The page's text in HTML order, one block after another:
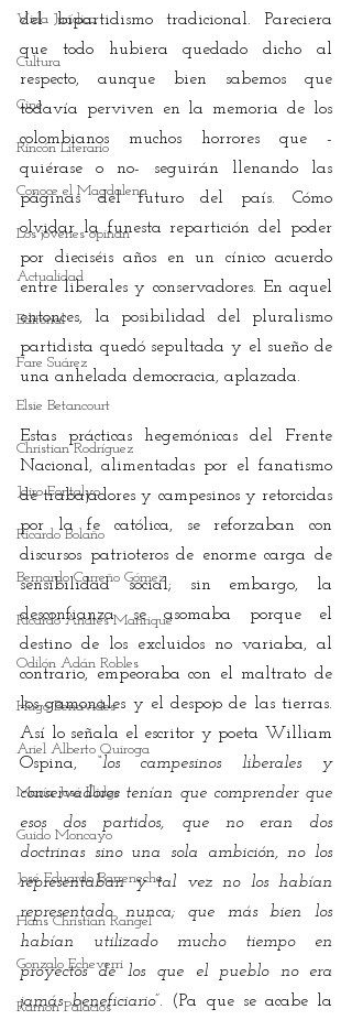
Vida Jurídica
Cultura
Cine
Rincón Literario
Conoce el Magdalena
Los jóvenes opinan
Actualidad
Editorial
Fare Suárez
Elsie Betancourt
Christian Rodríguez
Jairo Fontalvo
Ricardo Bolaño
Bernardo Carreño Gómez
Ricardo Andrés Manrique
Odilón Adán Robles
Hugo Benavides
Ariel Alberto Quiroga
María José Illidge
Guido Moncayo
José Eduardo Barreneche
Hans Christian Rangel
Gonzalo Echeverri
Ramón Palacios
del bipartidismo tradicional. Pareciera
que todo hubiera quedado dicho al
respecto, aunque bien sabemos que
todavía perviven en la memoria de los
colombianos muchos horrores que -
quiérase o no- seguirán llenando las
páginas del futuro del país. Cómo
olvidar la funesta repartición del poder
por dieciséis años en un cínico acuerdo
entre liberales y conservadores. En aquel
entonces, la posibilidad del pluralismo
partidista quedó sepultada y el sueño de
una anhelada democracia, aplazada.
Estas prácticas hegemónicas del Frente
Nacional, alimentadas por el fanatismo
de trabajadores y campesinos y retorcidas
por la fe católica, se reforzaban con
discursos patrioteros de enorme carga de
sensibilidad social; sin embargo, la
desconfianza se asomaba porque el
destino de los excluidos no variaba, al
contrario, empeoraba con el maltrato de
los gamonales y el despojo de las tierras.
Así lo señala el escritor y poeta William
Ospina, “los campesinos liberales y
conservadores tenían que comprender que
esos dos partidos, que no eran dos
doctrinas sino una sola ambición, no los
representaban y tal vez no los habían
representado nunca; que más bien los
habían utilizado mucho tiempo en
proyectos de los que el pueblo no era
jamás beneficiario”. (Pa que se acabe la